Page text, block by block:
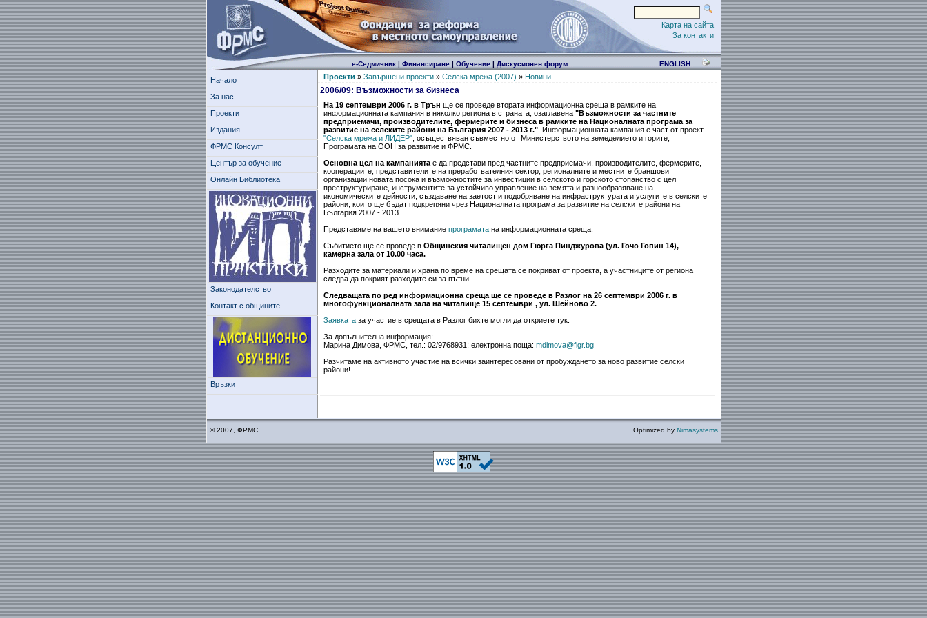
Карта на сайта
За контакти
е-Седмичник| Финансиране| Обучение| Дискусионен форум ENGLISH
Начало
За нас
Проекти
Издания
ФРМС Консулт
Център за обучение
Онлайн Библиотека
Законодателство
Контакт с общините
Връзки
Проекти » Завършени проекти» Селска мрежа (2007) » Новини
2006/09: Възможности за бизнеса
На 19 септември 2006 г. в Трън ще се проведе втората информационна среща в рамките на
информационната кампания в няколко региона в страната, озаглавена "Възможности за частните
предприемачи, производителите, фермерите и бизнеса в рамките на Националната програма за
развитие на селските райони на България 2007 - 2013 г.". Информационната кампания е част от проект
"Селска мрежа и ЛИДЕР", осъществяван съвместно от Министерството на земеделието и горите,
Програмата на ООН за развитие и ФРМС.
Основна цел на кампаниятае да представи пред частните предприемачи, производителите, фермерите,
кооперациите, представителите на преработвателния сектор, регионалните и местните браншови
организации новата посока и възможностите за инвестиции в селското и горското стопанство с цел
преструктуриране, инструментите за устойчиво управление на земята и разнообразяване на
икономическите дейности, създаване на заетост и подобряване на инфраструктурата и услугите в селските
райони, които ще бъдат подкрепяни чрез Националната програма за развитие на селските райони на
България 2007 - 2013.
Представяме на вашето внимание програматана информационната среща.
Събитието ще се проведе в Общинския читалищен дом Гюрга Пинджурова (ул. Гочо Гопин 14),
камерна зала от 10.00 часа.
Разходите за материали и храна по време на срещата се покриват от проекта, а участниците от региона
следва да покрият разходите си за пътни.
Следващата по ред информационна среща ще се проведе в Разлог на 26 септември 2006 г. в
многофункционалната зала на читалище 15 септември , ул. Шейново 2.
Заявкатаза участие в срещата в Разлог бихте могли да откриете тук.
За допълнителна информация:
Марина Димова, ФРМС, тел.: 02/9768931; електронна поща: mdimova@flgr.bg
Разчитаме на активното участие на всички заинтересовани от пробуждането за ново развитие селски
райони!
© 2007, ФРМС Optimized by Nimasystems